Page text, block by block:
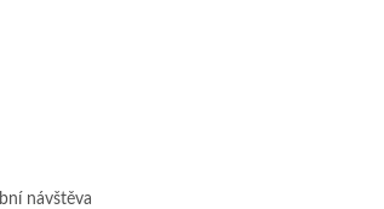
návštěva